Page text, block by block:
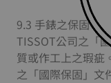
9.3 手錶之保固。
TISSOT公司之「
質或作工上之瑕疵
之「國際保固」文